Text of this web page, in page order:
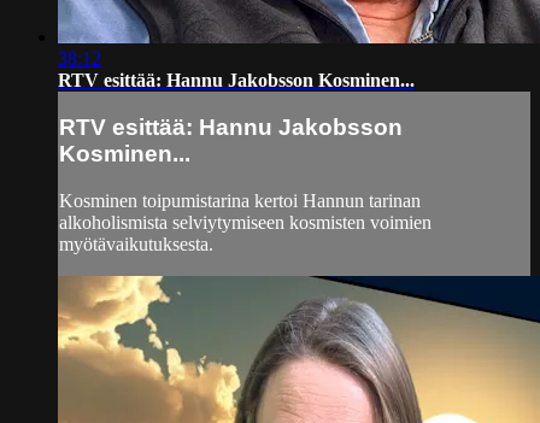
38:12
RTV esittää: Hannu Jakobsson Kosminen...
RTV esittää: Hannu Jakobsson
Kosminen...
Kosminen toipumistarina kertoi Hannun tarinan
alkoholismista selviytymiseen kosmisten voimien
myötävaikutuksesta.